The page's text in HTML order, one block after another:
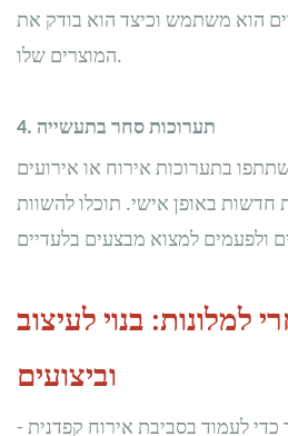
הוא משתמש וכיצד הוא בודק את
המוצרים שלו.
4. תערוכות סחר בתעשייה
בתערוכות אירוח או אירועים
חדשות באופן אישי. תוכלו להשוות
למלונות: בנוי לעיצוב
וביצועים
כדי לעמוד בסביבת אירוח קפדנית -